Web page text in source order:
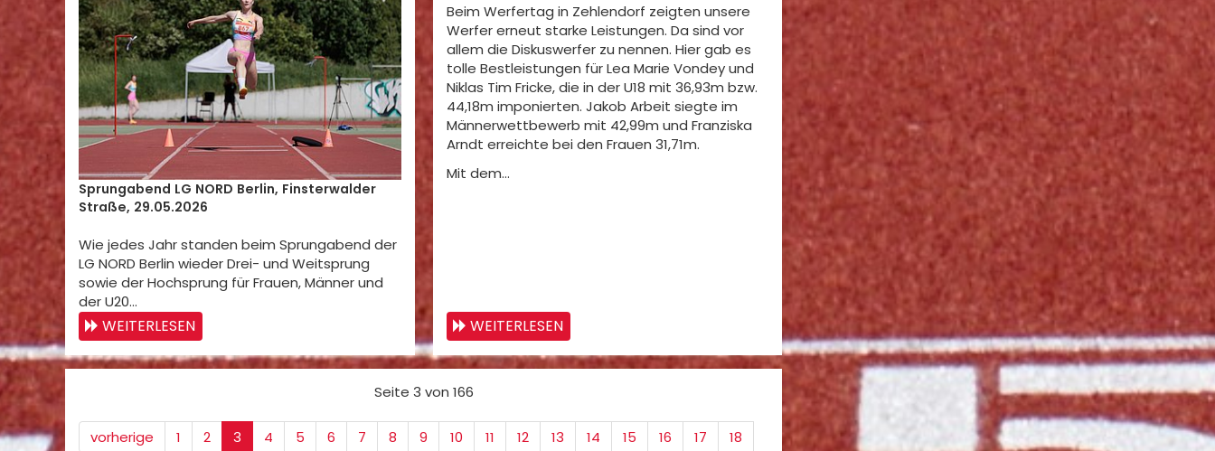
Sprungabend LG NORD Berlin, Finsterwalder
Straße, 29.05.2026
Wie jedes Jahr standen beim Sprungabend der
LG NORD Berlin wieder Drei- und Weitsprung
sowie der Hochsprung für Frauen, Männer und
der U20…
WEITERLESEN
Beim Werfertag in Zehlendorf zeigten unsere
Werfer erneut starke Leistungen. Da sind vor
allem die Diskuswerfer zu nennen. Hier gab es
tolle Bestleistungen für Lea Marie Vondey und
Niklas Tim Fricke, die in der U18 mit 36,93m bzw.
44,18m imponierten. Jakob Arbeit siegte im
Männerwettbewerb mit 42,99m und Franziska
Arndt erreichte bei den Frauen 31,71m.
Mit dem…
WEITERLESEN
Seite 3 von 166
vorherige 1 2 3 4 5 6 7 8 9 10 11 12 13 14 15 16 17 18